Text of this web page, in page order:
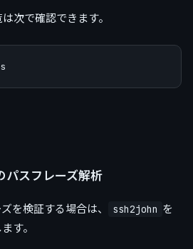
次で確認できます。
パスフレーズ解析
を検証する場合は、 ssh2john を
す。